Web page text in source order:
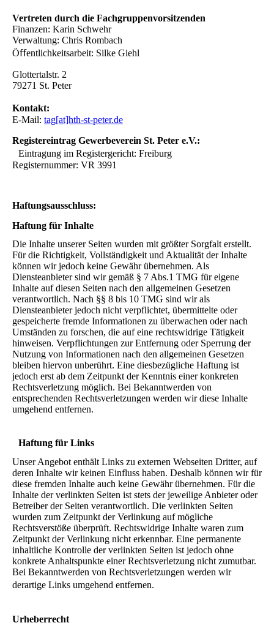
Vertreten durch die Fachgruppenvorsitzenden
Finanzen: Karin Schwehr
Verwaltung: Chris Rombach
Öﬀentlichkeitsarbeit: Silke Giehl
Glottertalstr. 2
79271 St. Peter
Kontakt:
E-Mail: tag[at]hth-st-peter.de
Registereintrag Gewerbeverein St. Peter e.V.:
Eintragung im Registergericht: Freiburg
Registernummer: VR 3991
Haftungsausschluss:
Haftung für Inhalte
Die Inhalte unserer Seiten wurden mit größter Sorgfalt erstellt.
Für die Richtigkeit, Vollständigkeit und Aktualität der Inhalte
können wir jedoch keine Gewähr übernehmen. Als
Diensteanbieter sind wir gemäß § 7 Abs.1 TMG für eigene
Inhalte auf diesen Seiten nach den allgemeinen Gesetzen
verantwortlich. Nach §§ 8 bis 10 TMG sind wir als
Diensteanbieter jedoch nicht verpflichtet, übermittelte oder
gespeicherte fremde Informationen zu überwachen oder nach
Umständen zu forschen, die auf eine rechtswidrige Tätigkeit
hinweisen. Verpflichtungen zur Entfernung oder Sperrung der
Nutzung von Informationen nach den allgemeinen Gesetzen
bleiben hiervon unberührt. Eine diesbezügliche Haftung ist
jedoch erst ab dem Zeitpunkt der Kenntnis einer konkreten
Rechtsverletzung möglich. Bei Bekanntwerden von
entsprechenden Rechtsverletzungen werden wir diese Inhalte
umgehend entfernen.
Haftung für Links
Unser Angebot enthält Links zu externen Webseiten Dritter, auf
deren Inhalte wir keinen Einfluss haben. Deshalb können wir für
diese fremden Inhalte auch keine Gewähr übernehmen. Für die
Inhalte der verlinkten Seiten ist stets der jeweilige Anbieter oder
Betreiber der Seiten verantwortlich. Die verlinkten Seiten
wurden zum Zeitpunkt der Verlinkung auf mögliche
Rechtsverstöße überprüft. Rechtswidrige Inhalte waren zum
Zeitpunkt der Verlinkung nicht erkennbar. Eine permanente
inhaltliche Kontrolle der verlinkten Seiten ist jedoch ohne
konkrete Anhaltspunkte einer Rechtsverletzung nicht zumutbar.
Bei Bekanntwerden von Rechtsverletzungen werden wir
derartige Links umgehend entfernen.
Urheberrecht